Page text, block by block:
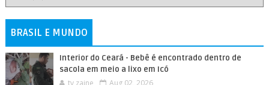
BRASIL E MUNDO
Interior do Ceará - Bebê é encontrado dentro de
sacola em meio a lixo em Icó
tv zaine Aug 02, 2026